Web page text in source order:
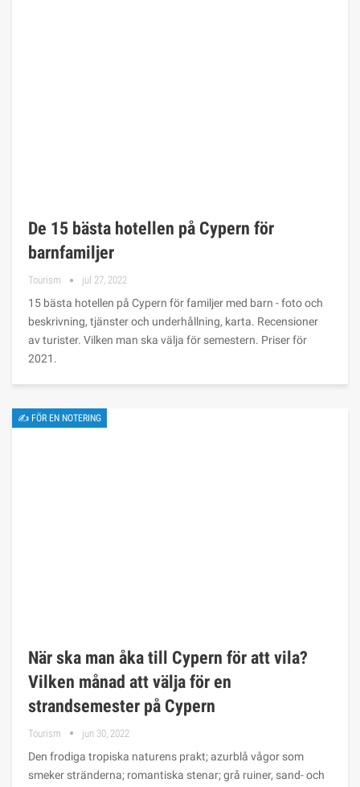
De 15 bästa hotellen på Cypern för
barnfamiljer
Tourism jul 27, 2022
15 bästa hotellen på Cypern för familjer med barn - foto och
beskrivning, tjänster och underhållning, karta. Recensioner
av turister. Vilken man ska välja för semestern. Priser för
2021.
✍ FÖR EN NOTERING
När ska man åka till Cypern för att vila?
Vilken månad att välja för en
strandsemester på Cypern
Tourism jun 30, 2022
Den frodiga tropiska naturens prakt; azurblå vågor som
smeker stränderna; romantiska stenar; grå ruiner, sand- och